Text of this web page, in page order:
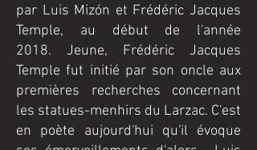
par Luis Mizón et Frédéric Jacques
Temple, au début de l'année
2018. Jeune, Frédéric Jacques
Temple fut initié par son oncle aux
premières recherches concernant
les statues-menhirs du Larzac. C'est
en poète aujourd'hui qu'il évoque